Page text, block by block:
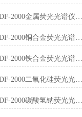
工厂直销DF-2000金属荧光光谱仪技术参数
工厂直销DF-2000铜合金荧光光谱仪技术参数
工厂直销DF-2000铁合金荧光光谱仪技术参数
工厂直销DF-2000二氧化硅荧光光谱仪技术参数
工厂直销DF-2000碳酸氢钠荧光光谱仪技术参数